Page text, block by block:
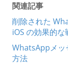
関連記事
削除された
iOS の効果的な
WhatsAppメ
方法